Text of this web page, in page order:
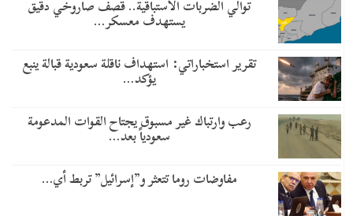
توالي الضربات الاستباقية.. قصف صاروخي دقيق
يستهدف معسكر…
تقرير استخباراتي: استهداف ناقلة سعودية قبالة ينبع
يؤكد…
رعب وارتباك غير مسبوق يجتاح القوات المدعومة
سعودياً بعد…
مفاوضات روما تتعثر و”إسرائيل” تربط أي…